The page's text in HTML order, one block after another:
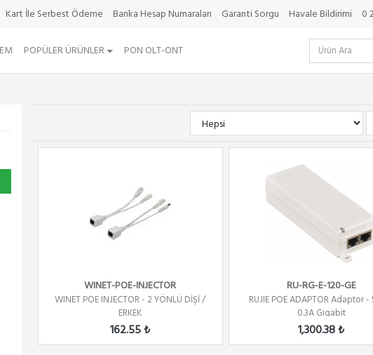
Kart İle Serbest Ödeme Banka Hesap Numaraları Garanti Sorgu Havale Bildirimi 0
POPÜLER ÜRÜNLER PON OLT-ONT
WINET-POE-INJECTOR
WINET POE INJECTOR - 2 YÖNLÜ DİŞİ /
ERKEK
162.55 ₺
RU-RG-E-120-GE
RUJIE POE ADAPTOR Adaptor
0.3A Gigabit
1,300.38 ₺